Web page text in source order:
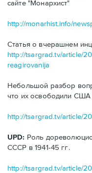
сайте "Монархист"
http://monarhist.info/
Статья о вчерашнем
http://tsargrad.tv/article/
reagirovanija
Небольшой разбор
что их освободили
http://tsargrad.tv/article/
UPD: Роль
СССР в 1941-45 гг.
http://tsargrad.tv/article/